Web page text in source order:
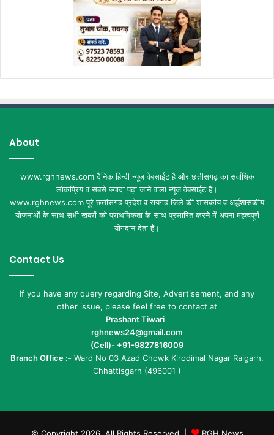
About
www.rghnews.com दैनिक हिन्दी न्यूज वेबसाईट है और छत्तीसगढ़ का सर्वाधिक
लोकप्रिय व सबसे ज्यादा पढ़ा जाने वाला न्यूज वेबसाईट है।
www.rghnews.com पूरे छत्तीसगढ़ प्रदेश व रायगढ़ जिले की शासकीय व अर्द्धशासकीय
योजनाओं के साथ सभी खबरों को प्राथमिकता के साथ प्रसारित करने में अपना महत्वपूर्ण
योगदान देता है।
Contact Us
If you have any query regarding Site, Advertisement, and any
other issue, please feel free to contact at
Prashant Tiwari
rghnews24@gmail.com
(Cell)- +91-9827816009
Branch Office :- Ward No 03 Azad Chowk Kirodimal Nagar Raigarh,
Chhattisgarh (496001 )